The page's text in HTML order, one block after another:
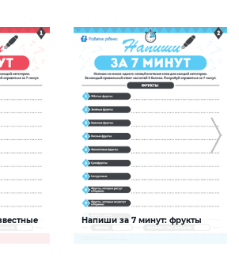
Напиши за 7 минут: фрукты